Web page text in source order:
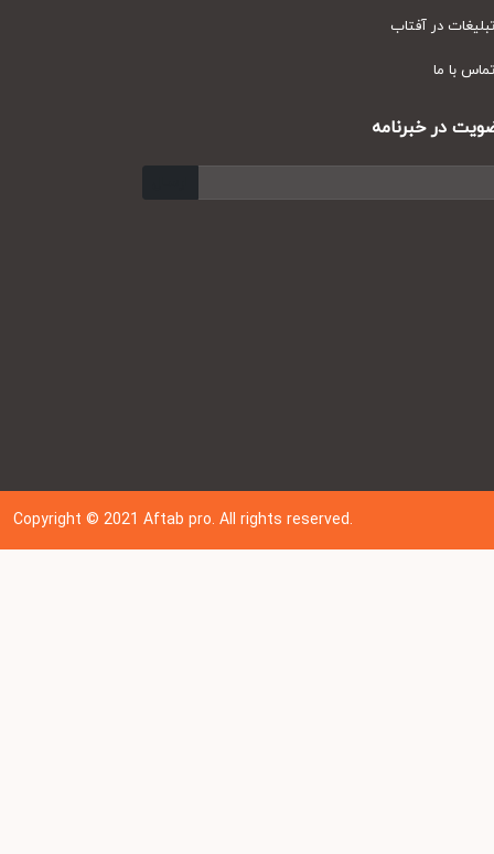
در آفتاب
با ما
در خبرنامه
Copyright © 202 1Aftab pro. All rights reserved.